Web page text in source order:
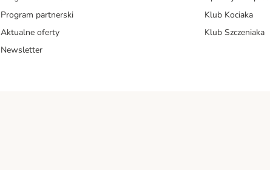
Program partnerski
Aktualne oferty
Newsletter
Klub Kociaka
Klub Szczeniaka